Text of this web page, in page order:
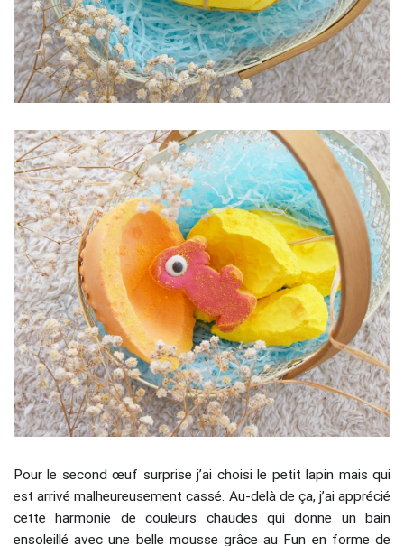
Pour le second œuf surprise j’ai choisi le petit lapin mais qui
est arrivé malheureusement cassé. Au-delà de ça, j’ai apprécié
cette harmonie de couleurs chaudes qui donne un bain
ensoleillé avec une belle mousse grâce au Fun en forme de